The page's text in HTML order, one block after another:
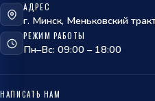
обработки
АДРЕС
г. Минск, Меньковский
РЕЖИМ РАБОТЫ
Пн–Вс: 09:00 – 18:00
НАПИСАТЬ НАМ